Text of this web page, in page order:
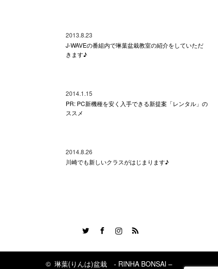
2013.8.23
J-WAVEの番組内で琳葉盆栽教室の紹介をしていただ
きます♪
2014.1.15
PR: PC新機種を安く入手できる新提案「レンタル」の
ススメ
2014.8.26
川崎でも新しいクラスがはじまります♪
RSS
© 琳葉(りんは)盆栽 - RINHA BONSAI –